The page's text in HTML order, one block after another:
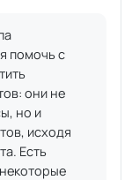
помочь с
они не
но и
исходя
Есть